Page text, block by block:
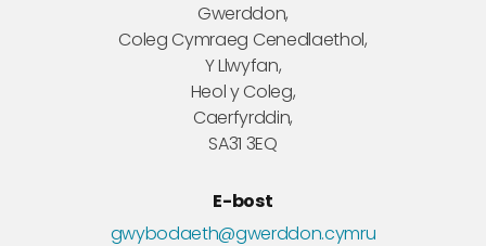
Gwerddon,
Coleg Cymraeg Cenedlaethol,
Y Llwyfan,
Heol y Coleg,
Caerfyrddin,
SA31 3EQ
E-bost
gwybodaeth@gwerddon.cymru